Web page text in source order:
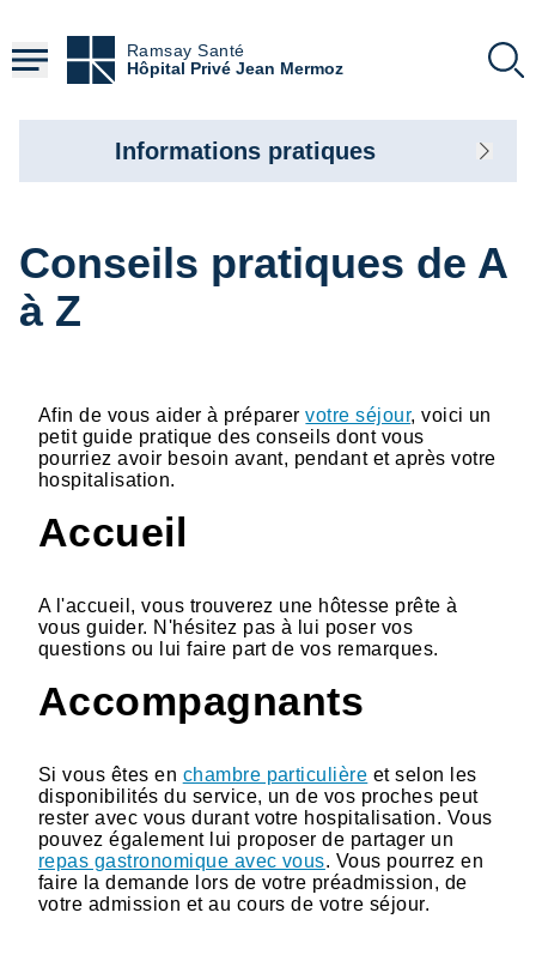
contenu
principal
Ramsay Santé
Hôpital Privé Jean Mermoz
Conseils pratiques de A
à Z
Afin de vous aider à préparervotre séjour, voici un
petit guide pratique des conseils dont vous
pourriez avoir besoin avant, pendant et après votre
hospitalisation.
Accueil
A l'accueil, vous trouverez une hôtesse prête à
vous guider. N'hésitez pas à lui poser vos
questions ou lui faire part de vos remarques.
Accompagnants
Si vous êtes en chambre particulière et selon les
disponibilités du service, un de vos proches peut
rester avec vous durant votre hospitalisation. Vous
pouvez également lui proposer de partager un
repas gastronomique avec vous. Vous pourrez en
faire la demande lors de votre préadmission, de
votre admission et au cours de votre séjour.
Informations pratiques